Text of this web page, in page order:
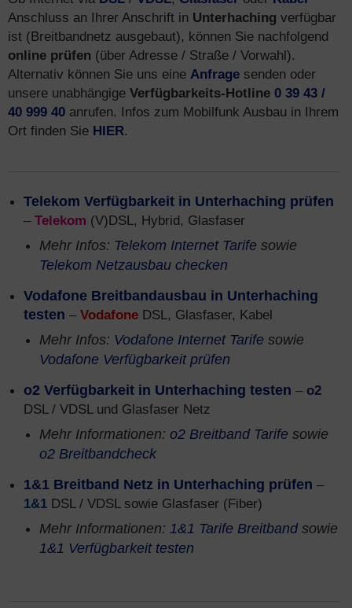
Anschluss an Ihrer Anschrift in Unterhaching verfügbar
ist (Breitbandnetz ausgebaut), können Sie nachfolgend
online prüfen (über Adresse / Straße / Vorwahl).
Alternativ können Sie uns eine Anfrage senden oder
unsere unabhängige Verfügbarkeits-Hotline 0 39 43 /
40 999 40 anrufen. Infos zum Mobilfunk Ausbau in Ihrem
Ort finden Sie HIER.
Telekom Verfügbarkeit in Unterhaching prüfen
– Telekom (V)DSL, Hybrid, Glasfaser
Mehr Infos: Telekom Internet Tarife sowie
Telekom Netzausbau checken
Vodafone Breitbandausbau in Unterhaching
testen – Vodafone DSL, Glasfaser, Kabel
Mehr Infos: Vodafone Internet Tarife sowie
Vodafone Verfügbarkeit prüfen
o2 Verfügbarkeit in Unterhaching testen – o2
DSL / VDSL und Glasfaser Netz
Mehr Informationen: o2 Breitband Tarife sowie
o2 Breitbandcheck
1&1 Breitband Netz in Unterhaching prüfen –
1&1 DSL / VDSL sowie Glasfaser (Fiber)
Mehr Informationen: 1&1 Tarife Breitbandsowie
1&1 Verfügbarkeit testen